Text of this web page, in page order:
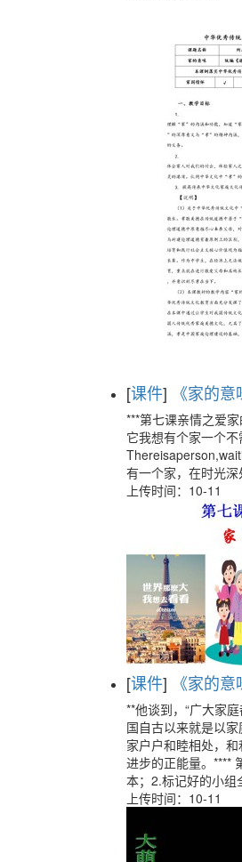
[课件] 《家的
***第七课亲情之爱
它我想有个家一个
有一个家，在时光
上传时间：10-11
[课件] 《家的
**他谈到，“广大家
国自古以来就是以
家户户和睦相处，
进步的正能量。****
本；2.标记好的小组
上传时间：10-11